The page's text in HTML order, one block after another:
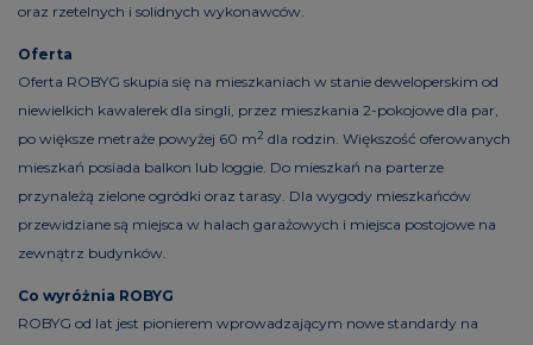
oraz rzetelnych i solidnych wykonawców.
Oferta
Oferta ROBYG skupia się na mieszkaniach w stanie deweloperskim od
niewielkich kawalerek dla singli, przez mieszkania 2-pokojowe dla par,
po większe metraże powyżej 60 m2 dla rodzin. Większość oferowanych
mieszkań posiada balkon lub loggie. Do mieszkań na parterze
przynależą zielone ogródki oraz tarasy. Dla wygody mieszkańców
przewidziane są miejsca w halach garażowych i miejsca postojowe na
zewnątrz budynków.
Co wyróżnia ROBYG
ROBYG od lat jest pionierem wprowadzającym nowe standardy na